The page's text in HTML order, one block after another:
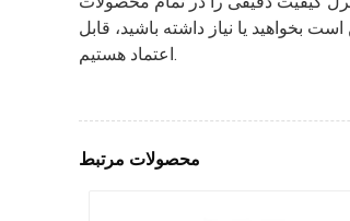
یا نیاز داشته باشید، قابل
اعتماد هستیم.
محصولات مرتبط